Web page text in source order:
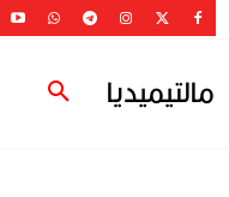
مالتيميديا